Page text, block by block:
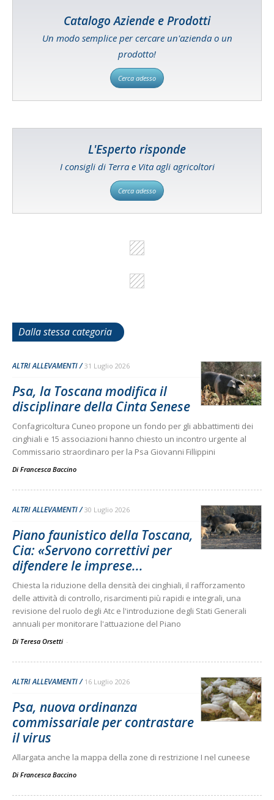
Catalogo Aziende e Prodotti
Un modo semplice per cercare un'azienda o un
prodotto!
Cerca adesso
L'Esperto risponde
I consigli di Terra e Vita agli agricoltori
Cerca adesso
Dalla stessa categoria
ALTRI ALLEVAMENTI 31 Luglio 2026
Psa, la Toscana modifica il
disciplinare della Cinta Senese
Confagricoltura Cuneo propone un fondo per gli abbattimenti dei
cinghiali e 15 associazioni hanno chiesto un incontro urgente al
Commissario straordinaro per la Psa Giovanni Fillippini
Di Francesca Baccino
ALTRI ALLEVAMENTI 30 Luglio 2026
Piano faunistico della Toscana,
Cia: «Servono correttivi per
difendere le imprese...
Chiesta la riduzione della densità dei cinghiali, il rafforzamento
delle attività di controllo, risarcimenti più rapidi e integrali, una
revisione del ruolo degli Atc e l'introduzione degli Stati Generali
annuali per monitorare l'attuazione del Piano
Di Teresa Orsetti -
ALTRI ALLEVAMENTI 16 Luglio 2026
Psa, nuova ordinanza
commissariale per contrastare
il virus
Allargata anche la mappa della zone di restrizione I nel cuneese
Di Francesca Baccino